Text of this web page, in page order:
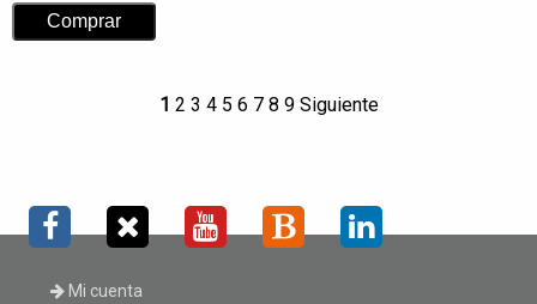
1 2 3 4 5 6 7 8 9 Siguiente
Mi cuenta